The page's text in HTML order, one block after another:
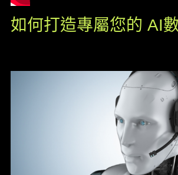
如何打造專屬您的 AI